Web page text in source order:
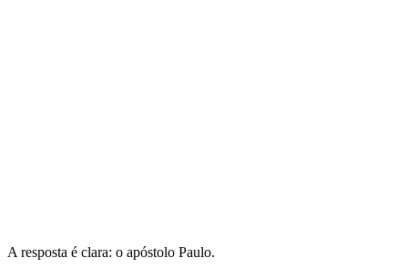
A resposta é clara: o apóstolo Paulo.